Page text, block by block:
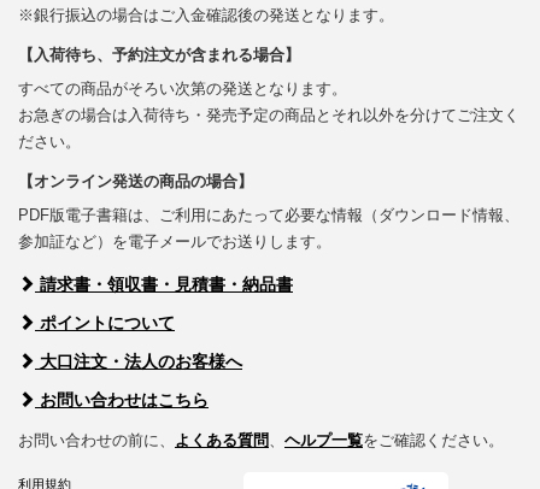
※銀行振込の場合はご入金確認後の発送となります。
【入荷待ち、予約注文が含まれる場合】
すべての商品がそろい次第の発送となります。
お急ぎの場合は入荷待ち・発売予定の商品とそれ以外を分けてご注文く
ださい。
【オンライン発送の商品の場合】
PDF版電子書籍は、ご利用にあたって必要な情報（ダウンロード情報、
参加証など）を電子メールでお送りします。
請求書・領収書・見積書・納品書
ポイントについて
大口注文・法人のお客様へ
お問い合わせはこちら
お問い合わせの前に、 よくある質問、 ヘルプ一覧をご確認ください。
利用規約